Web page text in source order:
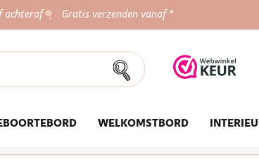
achteraf Gratis verzenden vanaf *
WELKOMSTBORD